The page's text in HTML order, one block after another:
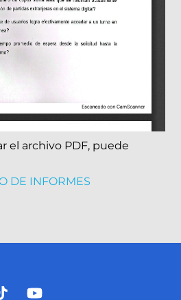
el archivo PDF, puede
DE INFORMES